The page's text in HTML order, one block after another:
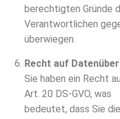
berechtigten Gründe
Verantwortlichen
überwiegen.
Recht auf
Sie haben ein Recht
Art. 20 DS-GVO, was
bedeutet, dass Sie